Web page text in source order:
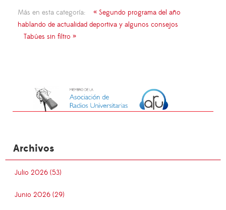
Más en esta categoría:
« Segundo programa del año
hablando de actualidad deportiva y algunos consejos
Tabúes sin filtro »
Archivos
Julio 2026 (53)
Junio 2026 (29)